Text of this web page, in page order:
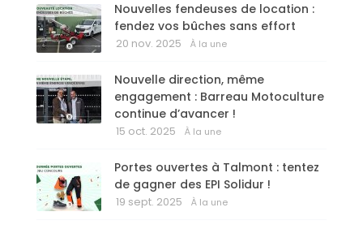
Nouvelles fendeuses de location :
fendez vos bûches sans effort
20 nov. 2025 À la une
Nouvelle direction, même
engagement : Barreau Motoculture
continue d’avancer !
15 oct. 2025 À la une
Portes ouvertes à Talmont : tentez
de gagner des EPI Solidur !
19 sept. 2025 À la une